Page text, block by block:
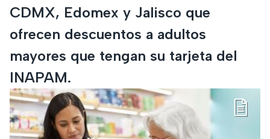
CDMX, Edomex y Jalisco que
ofrecen descuentos a adultos
mayores que tengan su tarjeta del
INAPAM.